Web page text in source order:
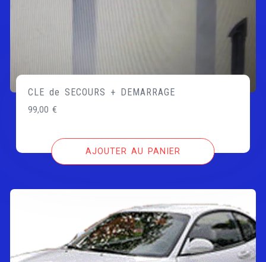
CLE de SECOURS + DEMARRAGE
99,00€
AJOUTER AU PANIER